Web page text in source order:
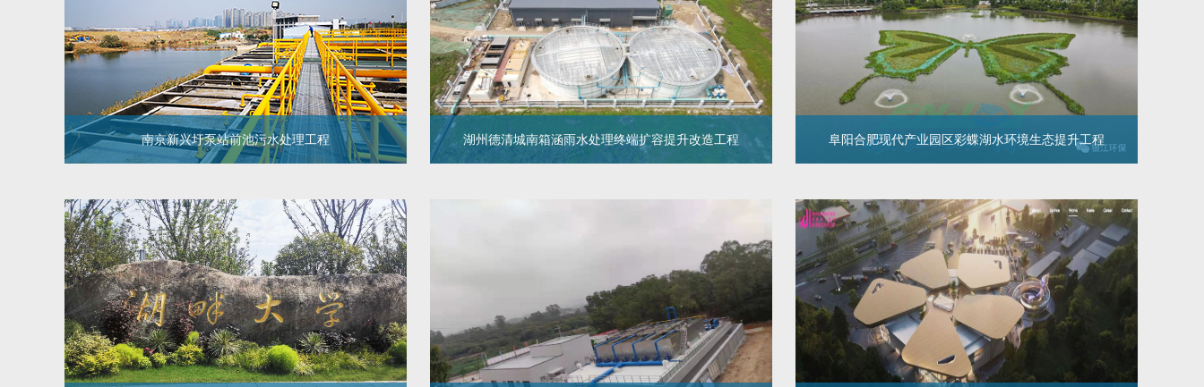
2005）表1标准
经我司KtLM高效能污水处理后，水质主要指标可稳定达
到《地表水环境质量标准》（GB3838-2002）准IV类水
标准。
理系统。我司两个月内完成系统设计、设备生产供应、
安装及调试工作
南京新兴圩泵站前池污水处理工程
新兴圩泵站位于南京市江宁区。泵站主要收集将军大道
以东、童桥路以南、苏源大道以西、正方大道以北区域
的雨水，汇水总面积3.35平方公里，前池蓄水量约3万
立方。我司响应政府需求，为该污水泵站配套6000m³/d
KtCQ水体快速净化器，出水达到《城市黑臭水体整治工
作指南》中消除黑臭标准，同时提供运维服务。
湖州德清城南箱涵雨水处理终端扩容提升改造工程
“自清洗过滤器+MBBR高效能生物反应器+水体净化器”
处理工艺，扩容雨水处理终端，终端占地面积为3290
㎡，终端设备均采用装配式标准化成品设备进行安装。
通过组合工艺对箱涵存留雨水进行收集、处理达到《地
表水环境质量标准》(GB3838-2002)中准IV类后，稳定
阜阳合肥现代产业园区彩蝶湖水环境生态提升工程
态提升工程
大幅提升彩蝶湖水体的透明度以及水质状况，出水达到
《地表水环境质量标准》（GB38382-2002）IV类水标
准